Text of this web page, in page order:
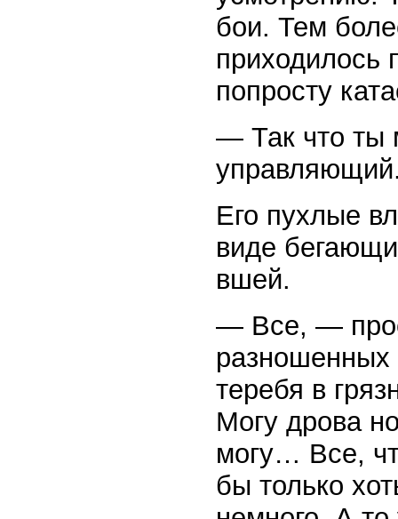
бои. Тем
приходилось
попросту
— Так что ты
Его пухлые
виде
вшей.
— Все, —
разношенных
теребя в
Могу дрова
могу… Все,
бы только